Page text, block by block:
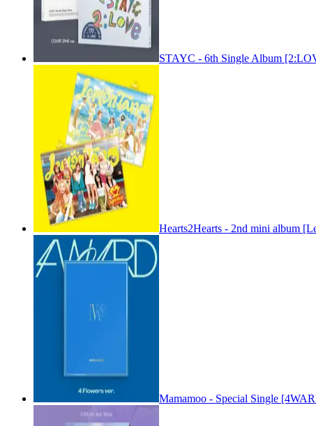
STAYC - 6th Single Album
Hearts2Hearts - 2nd mini album
Mamamoo - Special Single